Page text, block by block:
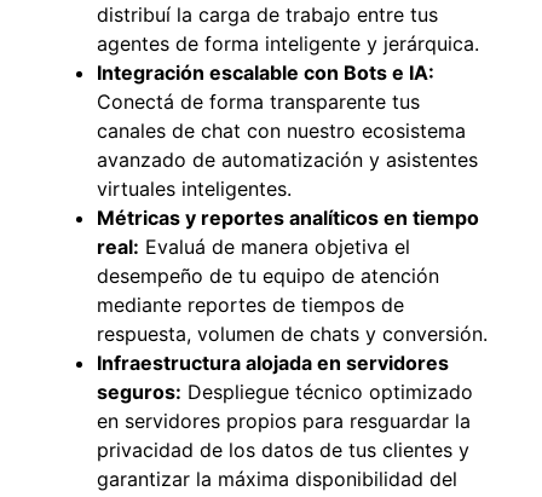
distribuí la carga de trabajo entre tus
agentes de forma inteligente y jerárquica.
Integración escalable con Bots e IA:
Conectá de forma transparente tus
canales de chat con nuestro ecosistema
avanzado de automatización y asistentes
virtuales inteligentes.
Métricas y reportes analíticos en tiempo
real: Evaluá de manera objetiva el
desempeño de tu equipo de atención
mediante reportes de tiempos de
respuesta, volumen de chats y conversión.
Infraestructura alojada en servidores
seguros: Despliegue técnico optimizado
en servidores propios para resguardar la
privacidad de los datos de tus clientes y
garantizar la máxima disponibilidad del